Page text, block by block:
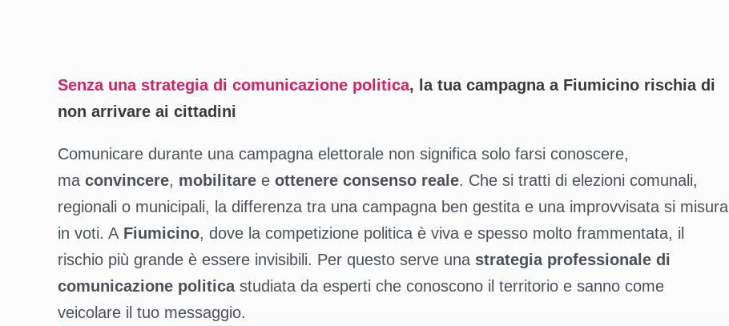
Senza una strategia di comunicazione politica, la tua campagna a Fiumicino rischia di
non arrivare ai cittadini
Comunicare durante una campagna elettorale non significa solo farsi conoscere,
ma convincere, mobilitare e ottenere consenso reale. Che si tratti di elezioni comunali,
regionali o municipali, la differenza tra una campagna ben gestita e una improvvisata si misura
in voti. A Fiumicino, dove la competizione politica è viva e spesso molto frammentata, il
rischio più grande è essere invisibili. Per questo serve una strategia professionale di
comunicazione politicastudiata da esperti che conoscono il territorio e sanno come
veicolare il tuo messaggio.